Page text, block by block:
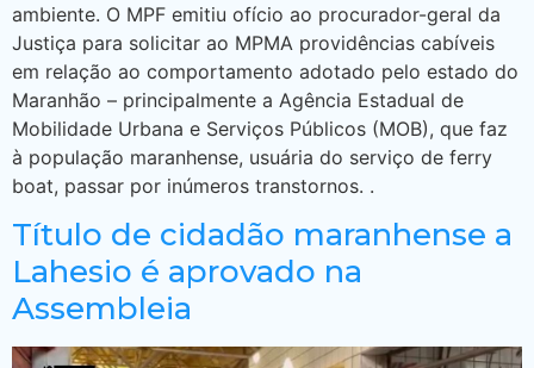
ambiente. O MPF emitiu ofício ao procurador-geral da
Justiça para solicitar ao MPMA providências cabíveis
em relação ao comportamento adotado pelo estado do
Maranhão – principalmente a Agência Estadual de
Mobilidade Urbana e Serviços Públicos (MOB), que faz
à população maranhense, usuária do serviço de ferry
boat, passar por inúmeros transtornos. .
Título de cidadão maranhense a
Lahesio é aprovado na
Assembleia